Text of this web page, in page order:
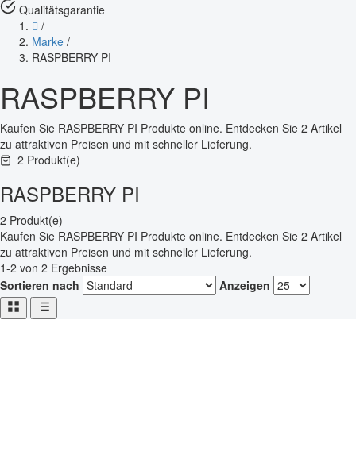
Qualitätsgarantie
/
Marke /
RASPBERRY PI
RASPBERRY PI
Kaufen Sie RASPBERRY PI Produkte online. Entdecken Sie 2 Artikel
zu attraktiven Preisen und mit schneller Lieferung.
2 Produkt(e)
RASPBERRY PI
2 Produkt(e)
Kaufen Sie RASPBERRY PI Produkte online. Entdecken Sie 2 Artikel
zu attraktiven Preisen und mit schneller Lieferung.
1-2 von 2 Ergebnisse
Sortieren nach
Anzeigen